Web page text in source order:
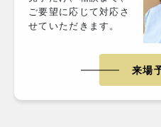
ご要望に応じて対応さ
せていただきます。
来場